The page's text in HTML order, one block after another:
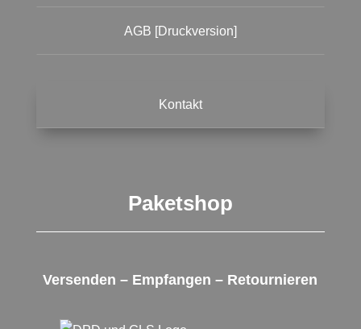
AGB [Druckversion]
Kontakt
Paketshop
Versenden – Empfangen – Retournieren